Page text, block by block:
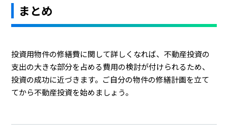
まとめ
投資用物件の修繕費に関して詳しくなれば、不動産投資の
支出の大きな部分を占める費用の検討が付けられるため、
投資の成功に近づきます。ご自分の物件の修繕計画を立て
てから不動産投資を始めましょう。